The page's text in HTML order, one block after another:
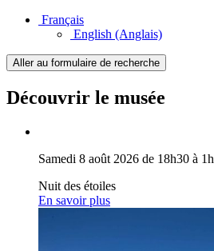
Français
English (Anglais)
Aller au formulaire de recherche
Découvrir le musée
Samedi 8 août 2026 de 18h30 à 1h
Nuit des étoiles
En savoir plus